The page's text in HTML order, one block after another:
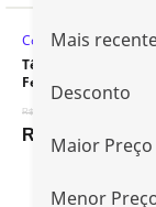
Maior Preço
Menor
Mais
Desconto
Corrida
Tênis Fila Racer
Feminino Latte
R$ 699,99
R$ 499